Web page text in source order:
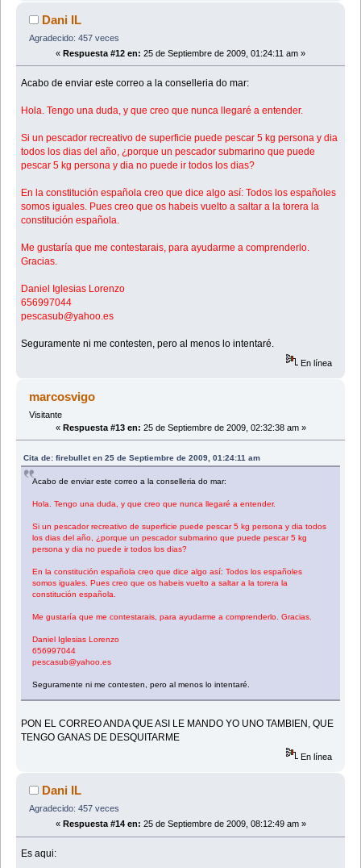
Dani IL
Agradecido: 457 veces
« Respuesta #12 en: 25 de Septiembre de 2009, 01:24:11 am »
Acabo de enviar este correo a la conselleria do mar:
Hola. Tengo una duda, y que creo que nunca llegaré a entender.
Si un pescador recreativo de superficie puede pescar 5 kg persona y dia
todos los dias del año, ¿porque un pescador submarino que puede
pescar 5 kg persona y dia no puede ir todos los dias?
En la constitución española creo que dice algo así: Todos los españoles
somos iguales. Pues creo que os habeis vuelto a saltar a la torera la
constitución española.
Me gustaría que me contestarais, para ayudarme a comprenderlo.
Gracias.
Daniel Iglesias Lorenzo
656997044
pescasub@yahoo.es
Seguramente ni me contesten, pero al menos lo intentaré.
En línea
marcosvigo
Visitante
« Respuesta #13 en: 25 de Septiembre de 2009, 02:32:38 am »
Cita de: firebullet en 25 de Septiembre de 2009, 01:24:11 am
Acabo de enviar este correo a la conselleria do mar:
Hola. Tengo una duda, y que creo que nunca llegaré a entender.
Si un pescador recreativo de superficie puede pescar 5 kg persona y dia todos
los dias del año, ¿porque un pescador submarino que puede pescar 5 kg
persona y dia no puede ir todos los dias?
En la constitución española creo que dice algo así: Todos los españoles
somos iguales. Pues creo que os habeis vuelto a saltar a la torera la
constitución española.
Me gustaría que me contestarais, para ayudarme a comprenderlo. Gracias.
Daniel Iglesias Lorenzo
656997044
pescasub@yahoo.es
Seguramente ni me contesten, pero al menos lo intentaré.
PON EL CORREO ANDA QUE ASI LE MANDO YO UNO TAMBIEN, QUE
TENGO GANAS DE DESQUITARME
En línea
Dani IL
Agradecido: 457 veces
« Respuesta #14 en: 25 de Septiembre de 2009, 08:12:49 am »
Es aqui: